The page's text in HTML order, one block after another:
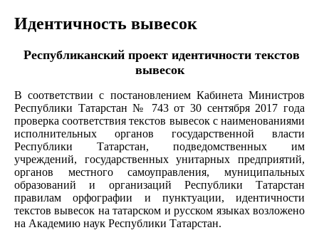
Идентичность вывесок
Республиканский проект идентичности текстов
вывесок
В соответствии с постановлением Кабинета Министров
Республики Татарстан № 743 от 30 сентября 2017 года
проверка соответствия текстов вывесок с наименованиями
исполнительных органов государственной власти
Республики Татарстан, подведомственных им
учреждений, государственных унитарных предприятий,
органов местного самоуправления, муниципальных
образований и организаций Республики Татарстан
правилам орфографии и пунктуации, идентичности
текстов вывесок на татарском и русском языках возложено
на Академию наук Республики Татарстан.